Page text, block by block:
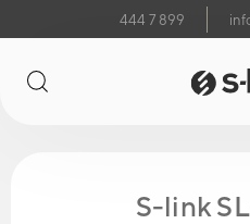
444 7 899
S-link